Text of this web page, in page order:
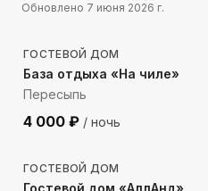
Обновлено 7 июня 2026 г.
229м до моря
ГОСТЕВОЙ ДОМ
База отдыха «На чиле»
Пересыпь
4 000 ₽ / ночь
95 м до моря
ГОСТЕВОЙ ДОМ
Гостевой дом «АллАнд»